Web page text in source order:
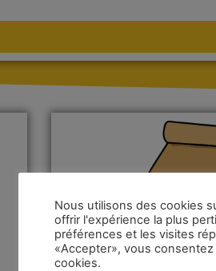
Nous utilisons des cookies
offrir l'expérience la plus
préférences et les visites
«Accepter», vous consentez
cookies.